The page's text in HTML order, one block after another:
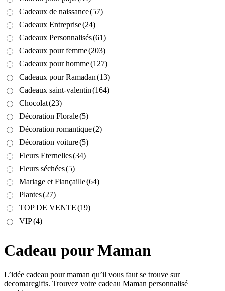
Cadeaux de naissance(57)
Cadeaux Entreprise(24)
Cadeaux Personnalisés(61)
Cadeaux pour femme(203)
Cadeaux pour homme(127)
Cadeaux pour Ramadan(13)
Cadeaux saint-valentin(164)
Chocolat(23)
Décoration Florale(5)
Décoration romantique(2)
Décoration voiture(5)
Fleurs Eternelles(34)
Fleurs séchées(5)
Mariage et Fiançaille(64)
Plantes(27)
TOP DE VENTE(19)
VIP(4)
Cadeau pour Maman
L’idée cadeau pour maman qu’il vous faut se trouve sur
decomarcgifts. Trouvez votre cadeau Maman personnalisé